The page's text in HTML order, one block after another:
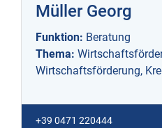
Müller Georg
Funktion: Beratung
Thema:
Wirtschaftsförderung,
+39 0471 220444